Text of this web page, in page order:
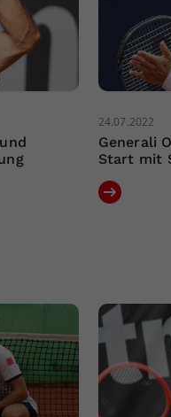
24.07.2022
Generali
Start mit